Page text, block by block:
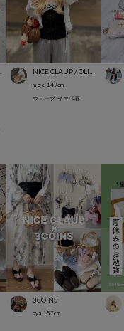
m o e 149cm
ウェーブ イエベ春
3COINS
aya 157cm